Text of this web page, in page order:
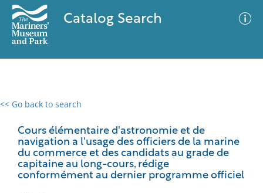
Catalog Search
<< Go back to search
Cours élémentaire d'astronomie et de
navigation a l'usage des officiers de la marine
du commerce et des candidats au grade de
capitaine au long-cours, rédige
conformément au dernier programme officiel
0 results
No results meet your criteria